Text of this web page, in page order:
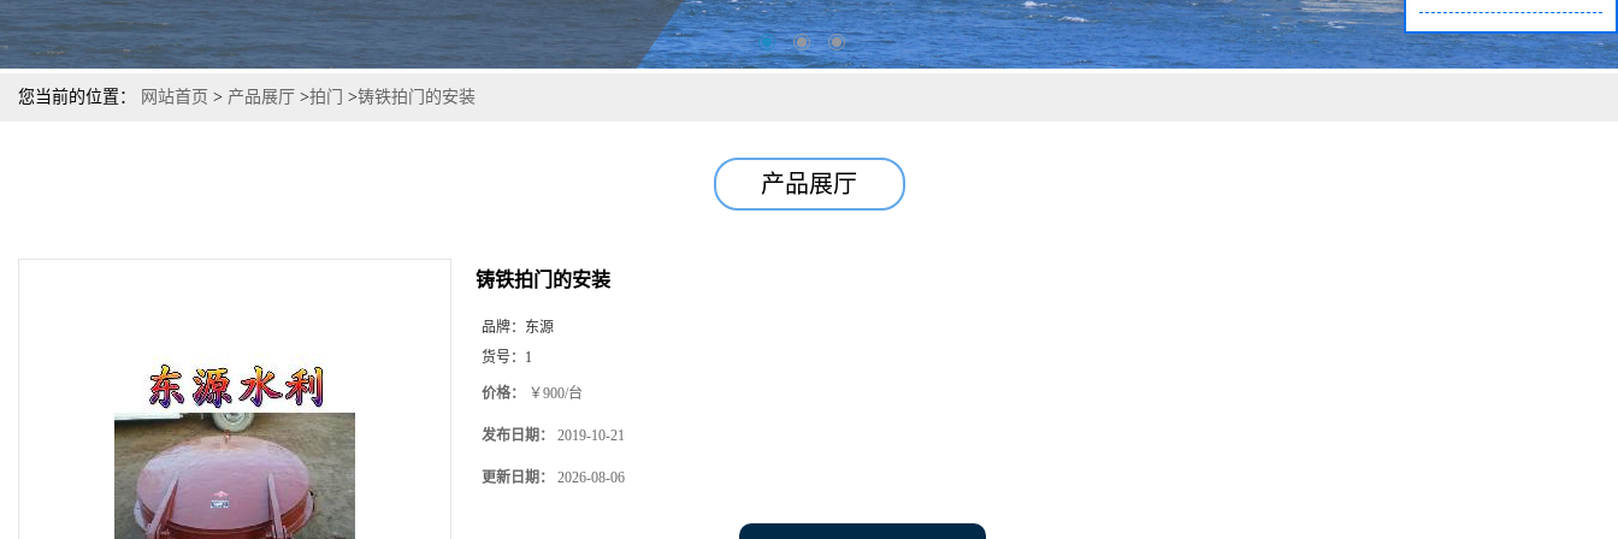
您当前的位置： 网站首页 > 产品展厅 >拍门 >铸铁拍门的安装
产品展厅
铸铁拍门的安装
品牌： 东源
货号： 1
价格： ￥900/台
发布日期： 2019-10-21
更新日期： 2026-08-06